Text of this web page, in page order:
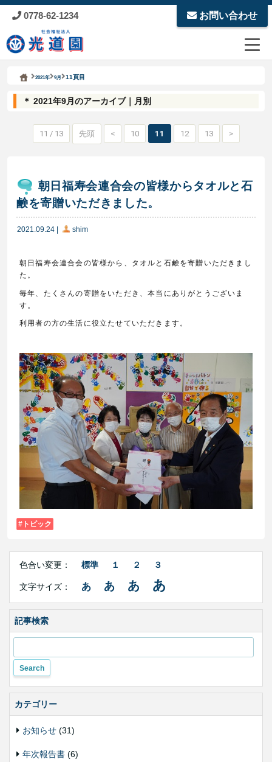
0778-62-1234 お問い合わせ
社会福祉法人 光道園
2021年 9月 11頁目
＊ 2021年9月のアーカイブ｜月別
11 / 13 先頭 < 10 11 12 13 >
朝日福寿会連合会の皆様からタオルと石
鹸を寄贈いただきました。
2021.09.24 shim
朝日福寿会連合会の皆様から、タオルと石鹸を寄贈いただきまし
た。
毎年、たくさんの寄贈をいただき、本当にありがとうございま
す。
利用者の方の生活に役立たせていただきます。
トピック
Right
Contents
合
変
色合い変更： 標準 １ ２ ３
文字サイズ： あ あ あ あ
記事検索
カテゴリー
お知らせ (31)
年次報告書 (6)